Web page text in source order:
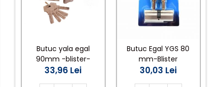
Butuc yala egal
90mm -blister-
33,96 Lei
Butuc Egal YGS 80
mm-Blister
30,03 Lei